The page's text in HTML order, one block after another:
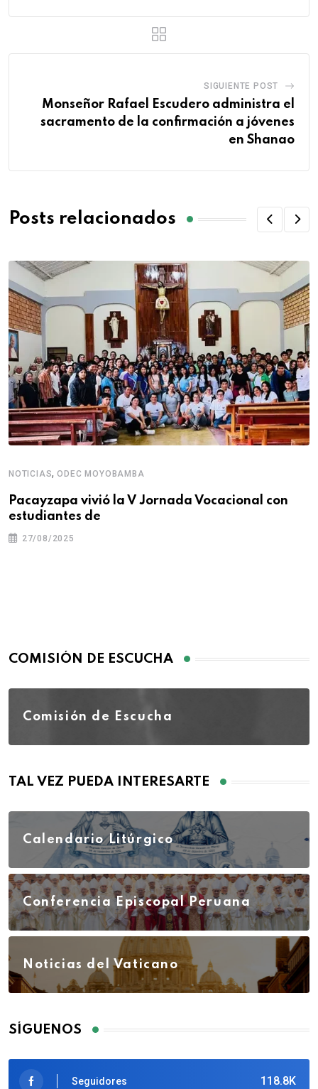
SIGUIENTE POST
Monseñor Rafael Escudero administra el
sacramento de la confirmación a jóvenes
en Shanao
Posts relacionados
NOTICIAS,ODEC MOYOBAMBA
Pacayzapa vivió la V Jornada Vocacional con
estudiantes de
27/08/2025
COMISIÓN DE ESCUCHA
Comisión de Escucha
TAL VEZ PUEDA INTERESARTE
Calendario Litúrgico
Conferencia Episcopal Peruana
Noticias del Vaticano
SÍGUENOS
118.8K
Seguidores